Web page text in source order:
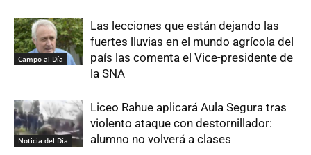
Campo al Día
Las lecciones que están dejando las
fuertes lluvias en el mundo agrícola del
país las comenta el Vice-presidente de
la SNA
Noticia del Día
Liceo Rahue aplicará Aula Segura tras
violento ataque con destornillador:
alumno no volverá a clases